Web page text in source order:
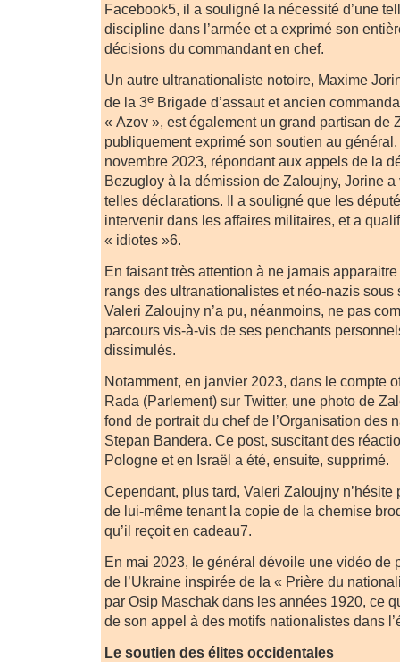
Facebook5, il a souligné la nécessité d’une
discipline dans l’armée et a exprimé son
décisions du commandant en chef.
Un autre ultranationaliste notoire, Maxime
de la 3e Brigade d’assaut et ancien
« Azov », est également un grand partisan de
publiquement exprimé son soutien au
novembre 2023, répondant aux appels de la
Bezugloy à la démission de Zaloujny, Jorine
telles déclarations. Il a souligné que les
intervenir dans les affaires militaires, et a
« idiotes »6.
En faisant très attention à ne jamais
rangs des ultranationalistes et néo-nazis sous
Valeri Zaloujny n’a pu, néanmoins, ne pas
parcours vis-à-vis de ses penchants
dissimulés.
Notamment, en janvier 2023, dans le compte
Rada (Parlement) sur Twitter, une photo de
fond de portrait du chef de l’Organisation des
Stepan Bandera. Ce post, suscitant des
Pologne et en Israël a été, ensuite, supprimé.
Cependant, plus tard, Valeri Zaloujny n’hésite
de lui-même tenant la copie de la chemise
qu’il reçoit en cadeau7.
En mai 2023, le général dévoile une vidéo de
de l’Ukraine inspirée de la « Prière du
par Osip Maschak dans les années 1920, ce
de son appel à des motifs nationalistes dans
Le soutien des élites occidentales